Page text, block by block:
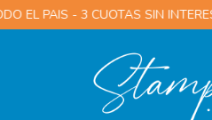
SIN INTERES - 15% DE